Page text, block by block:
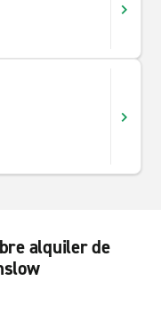
alquiler de